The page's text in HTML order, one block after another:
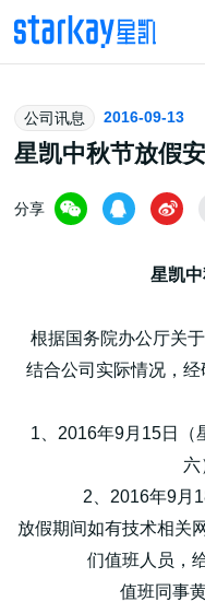
头部潮
技术服
潮玩技术解
头部潮玩盲盒/谷
一番赏/魔力赏/
公司讯息 2016-09-13
星凯中秋节放假
分享
星凯
根据国务院办公厅关
结合公司实际情况，
1、2016年9月15日（
六
2、2016年9月
放假期间如有技术相关
们值班人员，
值班同事